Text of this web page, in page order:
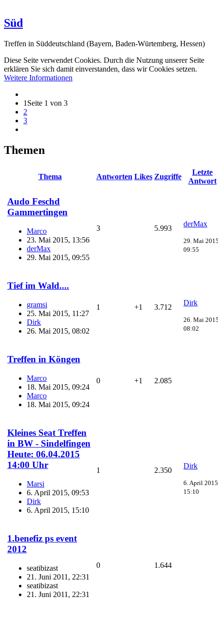
Süd
Treffen in Süddeutschland (Bayern, Baden-Würtemberg, Hessen)
Diese Seite verwendet Cookies. Durch die Nutzung unserer Seite
erklären Sie sich damit einverstanden, dass wir Cookies setzen.
Weitere Informationen
1 Seite 1 von 3
2
3
Themen
Thema Antworten Likes Zugriffe
Letzte
Antwort
Audo Feschd
Gammertingen
Marco
23. Mai 2015, 13:56
derMax
29. Mai 2015, 09:55
3 5.993
derMax
29. Mai
09:55
Tief im Wald....
gramsi
25. Mai 2015, 11:27
Dirk
26. Mai 2015, 08:02
1 +1 3.712
Dirk
26. Mai
08:02
Treffen in Köngen
Marco
18. Mai 2015, 09:24
Marco
18. Mai 2015, 09:24
0 +1 2.085
Kleines Seat Treffen
in BW - Sindelfingen
Heute: 06.04.2015
14:00 Uhr
Marsi
6. April 2015, 09:53
Dirk
6. April 2015, 15:10
1 2.350
Dirk
6. April
15:10
1.benefiz ps event
2012
seatibizast
21. Juni 2011, 22:31
seatibizast
21. Juni 2011, 22:31
0 1.644